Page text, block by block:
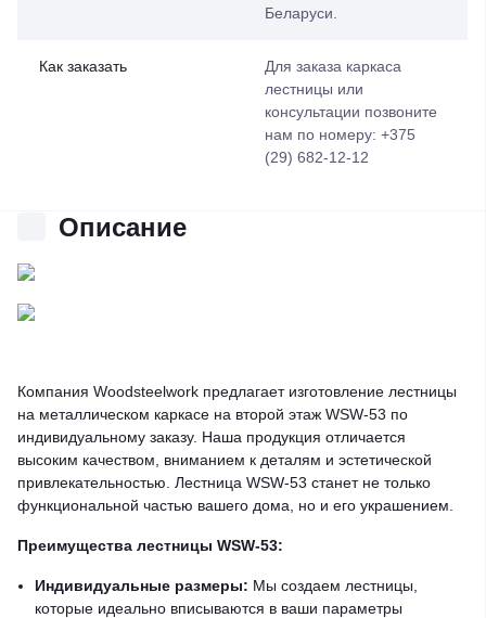
Беларуси.
Как заказать
Для заказа каркаса
лестницы или
консультации позвоните
нам по номеру: +375
(29) 682-12-12
Описание
Компания Woodsteelwork предлагает изготовление лестницы
на металлическом каркасе на второй этаж WSW-53 по
индивидуальному заказу. Наша продукция отличается
высоким качеством, вниманием к деталям и эстетической
привлекательностью. Лестница WSW-53 станет не только
функциональной частью вашего дома, но и его украшением.
Преимущества лестницы WSW-53:
Индивидуальные размеры: Мы создаем лестницы,
которые идеально вписываются в ваши параметры